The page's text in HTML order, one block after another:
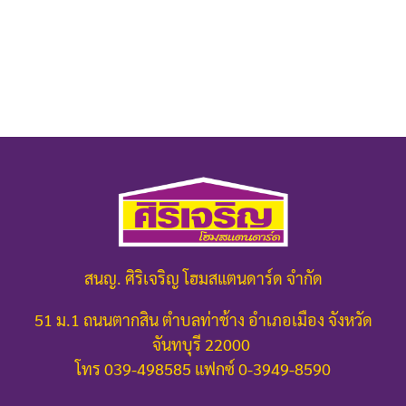
สนญ. ศิริเจริญ โฮมสแตนดาร์ด จำกัด
51 ม.1 ถนนตากสิน ตำบลท่าช้าง อำเภอเมือง จังหวัด
จันทบุรี 22000
โทร 039-498585 แฟกซ์ 0-3949-8590